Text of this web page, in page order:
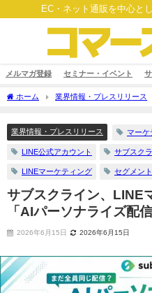
EC・ネット通販を中心と
メルマガ登録 セミナー・イベント
ホーム 業界情報・プレスリリース
業界情報・プレスリリース マーケ
LINE公式アカウント サブスク
LINEマーケティング セグメン
サブスクライン、LINE
「AIパーソナライズ配
2026年6月15日 2026年6月15日